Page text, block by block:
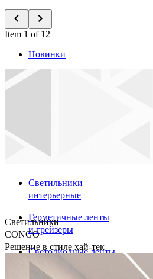
Item 1 of 12
Новинки
Светильники
интерьерные
Герметичные ленты
и грейзеры
Светодиодные ленты
Профили
Светильники
CONGO
Решение в стиле хай-тек